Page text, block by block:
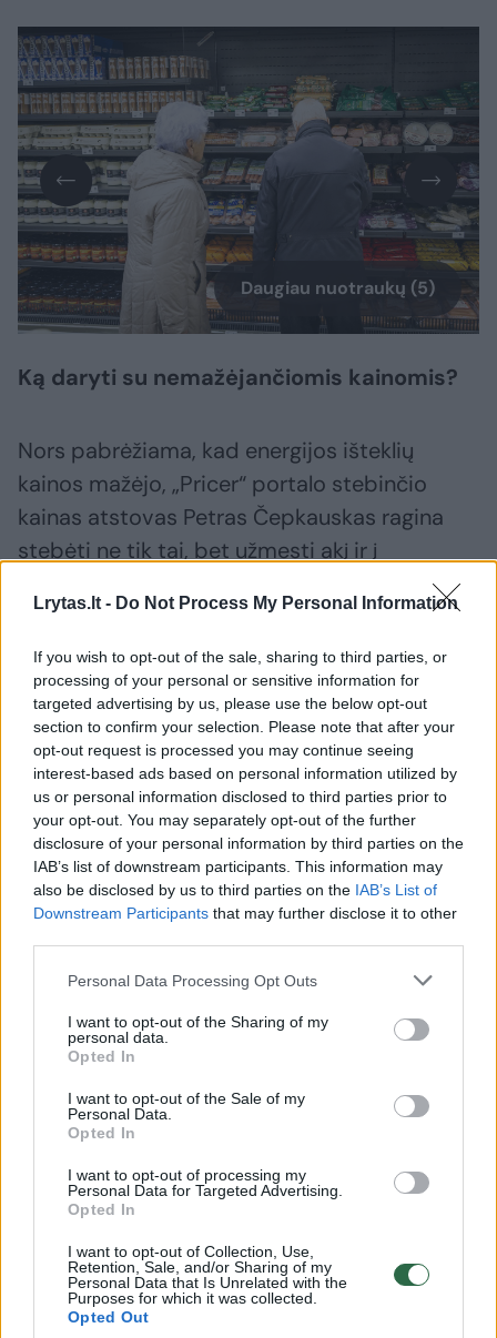
Lrytas.lt - Do Not Process My Personal Information
If you wish to opt-out of the sale, sharing to third parties, or
processing of your personal or sensitive information for
targeted advertising by us, please use the below opt-out
section to confirm your selection. Please note that after your
opt-out request is processed you may continue seeing
interest-based ads based on personal information utilized by
us or personal information disclosed to third parties prior to
your opt-out. You may separately opt-out of the further
disclosure of your personal information by third parties on the
IAB’s list of downstream participants. This information may
also be disclosed by us to third parties on the IAB’s List of
Downstream Participants that may further disclose it to other
Personal Data Processing Opt Outs
I want to opt-out of the Sharing of my
personal data.
Opted In
I want to opt-out of the Sale of my
Personal Data.
Opted In
I want to opt-out of processing my
Personal Data for Targeted Advertising.
Opted In
I want to opt-out of Collection, Use,
Retention, Sale, and/or Sharing of my
Personal Data that Is Unrelated with the
Purposes for which it was collected.
Opted Out
Daugiau nuotraukų (5)
Ką daryti su nemažėjančiomis kainomis?
Nors pabrėžiama, kad energijos išteklių
kainos mažėjo, „Pricer“ portalo stebinčio
kainas atstovas Petras Čepkauskas ragina
stebėti ne tik tai, bet užmesti akį ir į
gamybininkų, prekybininkų pelnus. Anot jo,
per pastaruosius metus kai kurios įmonės
pelną augino dvigubai ir net trigubai. O pelnų
mažinti niekas nesiruošia.
P.Čepkausko turimais duomenimis,
pigiausios maisto prekės, kurios yra arti
žaliavų, pavyzdžiui kaip kruopos, nuo 2021 m.
brango 17 proc. Tuo metu prekių ženklų
produktų kainos augo 42 proc.
pašnekovas siūlo rinktis kitų gamintojų
prekės ženklus, kurie siūlo žemesnes kainas.
Radijo laidos klausytojas pateikė ir kitą
siūlymą – auginkime gyventojų kainas, o
maisto kainas palikime ramybėje.
Norite skaityti toliau?